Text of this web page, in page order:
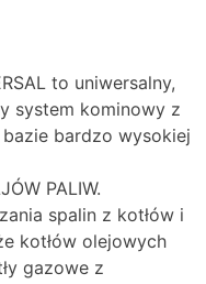
to uniwersalny,
system kominowy z
bardzo wysokiej
PALIW.
spalin z kotłów i
kotłów olejowych
gazowe z